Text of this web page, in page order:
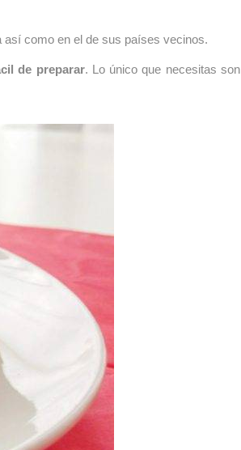
como en el de sus países vecinos.
de preparar. Lo único que necesitas son